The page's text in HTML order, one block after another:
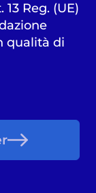
Reg. (UE)
qualità di